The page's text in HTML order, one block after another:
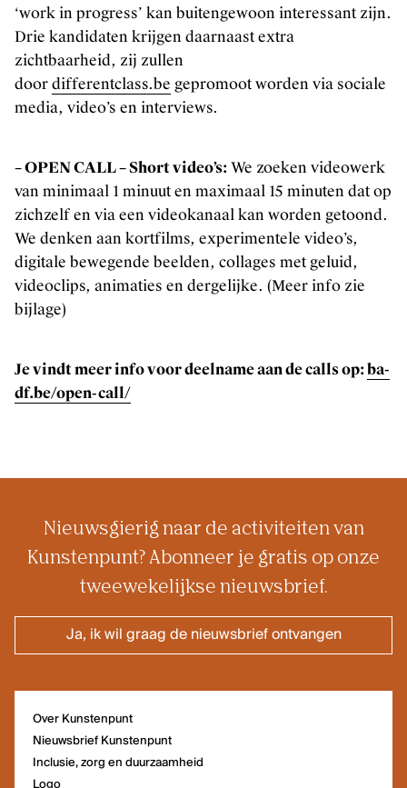
‘work in progress’ kan buitengewoon interessant zijn.
Drie kandidaten krijgen daarnaast extra
zichtbaarheid, zij zullen
doordifferentclass.be gepromoot worden via sociale
media, video’s en interviews.
– OPEN CALL – Short video’s:We zoeken videowerk
van minimaal 1 minuut en maximaal 15 minuten dat op
zichzelf en via een videokanaal kan worden getoond.
We denken aan kortfilms, experimentele video’s,
digitale bewegende beelden, collages met geluid,
videoclips, animaties en dergelijke. (Meer info zie
bijlage)
Je vindt meer info voor deelname aan de calls op:ba-
df.be/open-call/
Nieuwsgierig naar de activiteiten van
Kunstenpunt? Abonneer je gratis op onze
tweewekelijkse nieuwsbrief.
Ja, ik wil graag de nieuwsbrief ontvangen
Over Kunstenpunt
Nieuwsbrief Kunstenpunt
Inclusie, zorg en duurzaamheid
Logo